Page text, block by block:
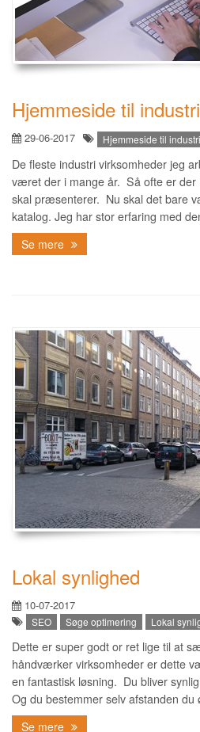
Hjemmeside til
29-06-2017 Hjemmeside til industri
De fleste industri virksomheder jeg
været der i mange år. Så ofte er der
skal præsenterer. Nu skal det bare
katalog. Jeg har stor erfaring med
Se mere
Lokal synlighed
10-07-2017
SEO Søge optimering Lokal
Dette er super godt or ret lige til at
håndværker virksomheder er dette
en fantastisk løsning. Du bliver
Og du bestemmer selv afstanden
Se mere